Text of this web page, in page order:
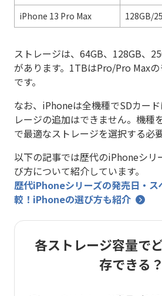
iPhone 13 Pro Max
128GB/
ストレージは、64GB、128GB、
があります。1TBはPro/Pro Max
です。
なお、iPhoneは全機種でSDカー
レージの追加はできません。機種
で最適なストレージを選択する必
以下の記事では歴代のiPhoneシリ
び方について紹介しています。
歴代iPhoneシリーズの発売日・ス
較！iPhoneの選び方も紹介
各ストレージ容量で
存できる？